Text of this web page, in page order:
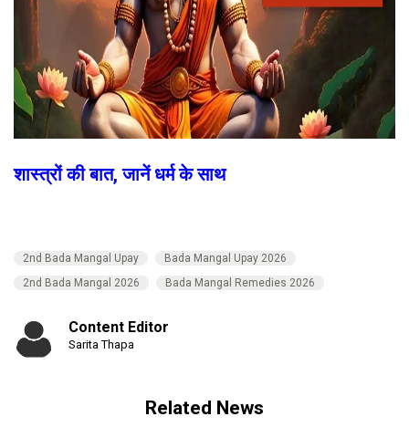
शास्त्रों की बात, जानें धर्म के साथ
2nd Bada Mangal Upay
Bada Mangal Upay 2026
2nd Bada Mangal 2026
Bada Mangal Remedies 2026
Content Editor
Sarita Thapa
Related News